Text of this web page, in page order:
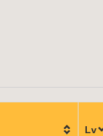
Lv